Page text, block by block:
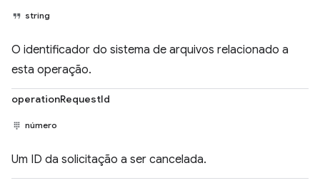
string
O identificador do sistema de arquivos relacionado a
esta operação.
operationRequestId
número
Um ID da solicitação a ser cancelada.